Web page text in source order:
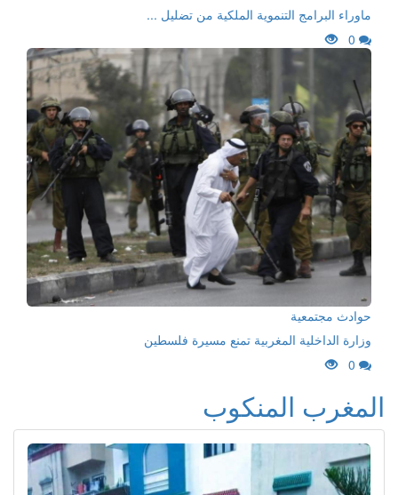
ماوراء البرامج التنموية الملكية من تضليل ...
0
حوادث مجتمعية
وزارة الداخلية المغربية تمنع مسيرة فلسطين
0
المغرب المنكوب